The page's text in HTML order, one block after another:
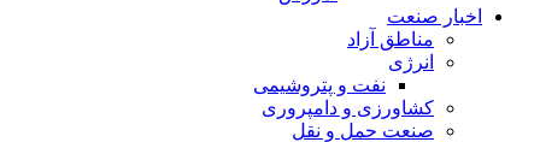
اخبار صنعت
مناطق آزاد
انرژی
نفت و پتروشیمی
کشاورزی و دامپروری
صنعت حمل و نقل